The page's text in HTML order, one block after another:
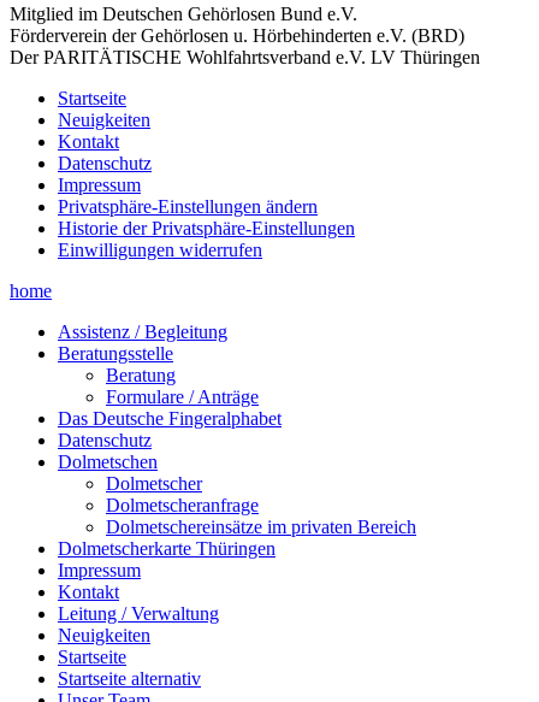
Mitglied im Deutschen Gehörlosen Bund e.V.
Förderverein der Gehörlosen u. Hörbehinderten e.V. (BRD)
Der PARITÄTISCHE Wohlfahrtsverband e.V. LV Thüringen
Startseite
Neuigkeiten
Kontakt
Datenschutz
Impressum
Privatsphäre-Einstellungen ändern
Historie der Privatsphäre-Einstellungen
Einwilligungen widerrufen
home
Assistenz / Begleitung
Beratungsstelle
Beratung
Formulare / Anträge
Das Deutsche Fingeralphabet
Datenschutz
Dolmetschen
Dolmetscher
Dolmetscheranfrage
Dolmetschereinsätze im privaten Bereich
Dolmetscherkarte Thüringen
Impressum
Kontakt
Leitung / Verwaltung
Neuigkeiten
Startseite
Startseite alternativ